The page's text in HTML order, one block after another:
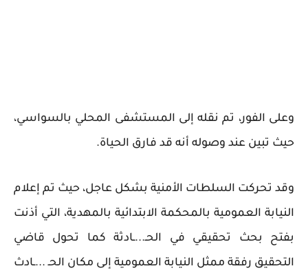
وعلى الفور، تم نقله إلى المستشفى المحلي بالسواسي،
حيث تبين عند وصوله أنه قد فارق الحياة.
وقد تحركت السلطات الأمنية بشكل عاجل، حيث تم إعلام
النيابة العمومية بالمحكمة الابتدائية بالمهدية، التي أذنت
بفتح بحث تحقيقي في الحـ...ـادثة كما تحول قاضي
التحقيق رفقة ممثل النيابة العمومية إلى مكان الحـ ...ـادث